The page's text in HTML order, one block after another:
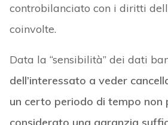
controbilanciato con i diritti
coinvolte.
Data la “sensibilità” dei dati
dell’interessato a veder
un certo periodo di tempo non